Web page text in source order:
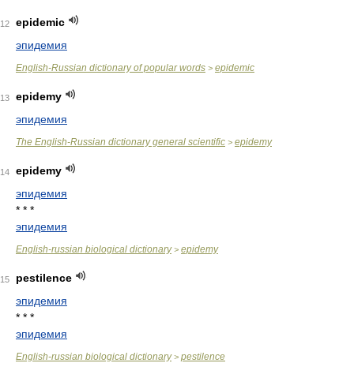
12
epidemic
эпидемия
English-Russian dictionary of popular words > epidemic
13
epidemy
эпидемия
The English-Russian dictionary general scientific > epidemy
14
epidemy
эпидемия
* * *
эпидемия
English-russian biological dictionary> epidemy
15
pestilence
эпидемия
* * *
эпидемия
English-russian biological dictionary> pestilence